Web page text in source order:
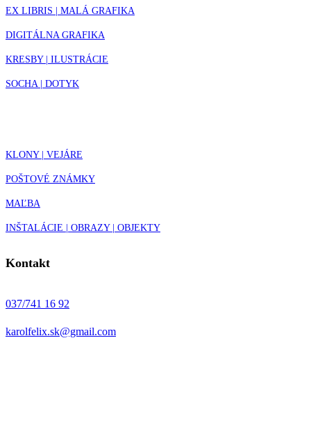
EX LIBRIS | MALÁ GRAFIKA
DIGITÁLNA GRAFIKA
KRESBY | ILUSTRÁCIE
SOCHA | DOTYK
KLONY | VEJÁRE
POŠTOVÉ ZNÁMKY
MAĽBA
INŠTALÁCIE | OBRAZY | OBJEKTY
Kontakt
037/741 16 92
karolfelix.sk@gmail.com